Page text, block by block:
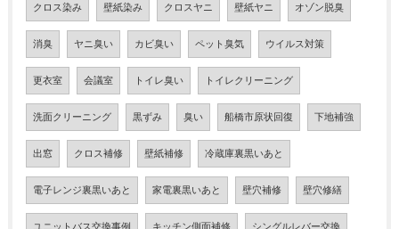
クロス染み 壁紙染み クロスヤニ 壁紙ヤニ オゾン脱臭
消臭 ヤニ臭い カビ臭い ペット臭気 ウイルス対策
更衣室 会議室 トイレ臭い トイレクリーニング
洗面クリーニング 黒ずみ 臭い 船橋市原状回復 下地補強
出窓 クロス補修 壁紙補修 冷蔵庫裏黒いあと
電子レンジ裏黒いあと 家電裏黒いあと 壁穴補修 壁穴修繕
ユニットバス交換事例 キッチン側面補修 シングルレバー交換